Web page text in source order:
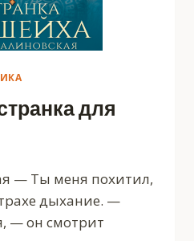
для
— Ты меня похитил,
дыхание. —
— он смотрит